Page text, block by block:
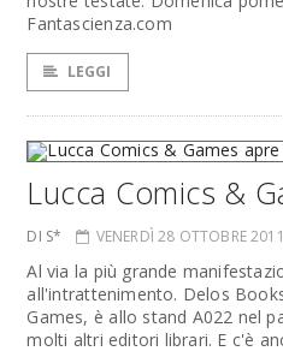
Fantascienza.com
LEGGI
Lucca Comics &
DI S* VENERDÌ 28 OTTOBRE 2011
Al via la più grande
all'intrattenimento. Delos
Games, è allo stand A022 nel
molti altri editori librari. E c'è